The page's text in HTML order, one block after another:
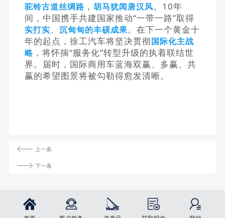
驼铃古道丝绸路 ，胡马犹闻唐汉风。 10年
间，中国携手共建国家推动“一带一路”取得
实打实、沉甸甸的丰硕成果。在下一个黄金十
年的起点，徐工汽车将坚决贯彻国际化主战
略 ，将怀揣“服务化”转型升级的执着联结世
界。届时，国际商用车蓝海双赢、多赢、共
赢的希望图景将被勾勒得愈发清晰。
上一条
下一条